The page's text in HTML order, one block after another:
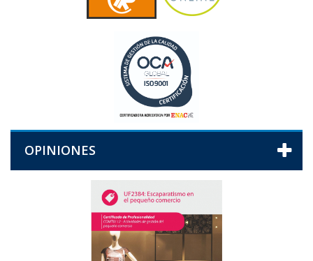
OPINIONES